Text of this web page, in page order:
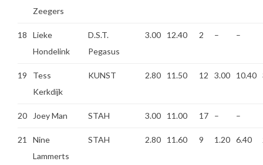
Zeegers
18
Lieke
Hondelink
D.S.T.
Pegasus
3.00 12.40 2 – –
19
Tess
Kerkdijk
KUNST 2.80 11.50 12 3.00 10.40
20 Joey Man STAH 3.00 11.00 17 – –
21
Nine
Lammerts
STAH 2.80 11.60 9 1.20 6.40